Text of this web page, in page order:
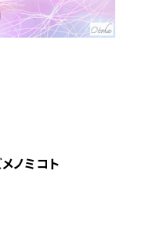
ノミコト